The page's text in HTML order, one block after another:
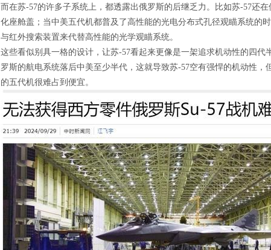
而在苏-57的许多子系统上，都透露出俄罗斯的后继乏力。比如苏-57还
化座舱盖；当中美五代机都普及了高性能的光电分布式孔径观瞄系统的
与红外搜索装置来代替高性能的光学观瞄系统。
这些看似别具一格的设计，让苏-57看起来更像是一架追求机动性的四
罗斯的航电系统落后中美至少半代，这就导致苏-57空有强悍的机动性
的五代机很难占到便宜。